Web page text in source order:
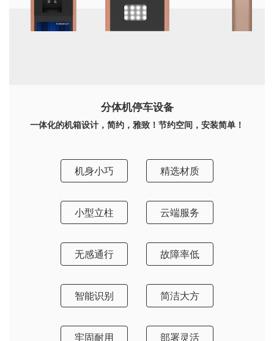
分体机停车设备
一体化的机箱设计，简约，雅致！节约空间，安装简单！
机身小巧 精选材质
小型立柱 云端服务
无感通行 故障率低
智能识别 简洁大方
牢固耐用 部署灵活